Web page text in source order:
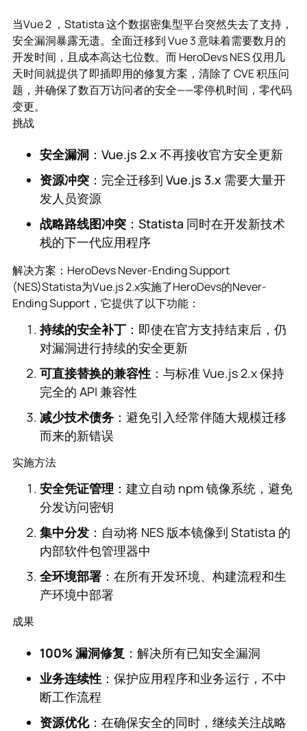
当Vue 2 ，Statista 这个数据密集型平台突然失去了支持，
安全漏洞暴露无遗。全面迁移到 Vue 3 意味着需要数月的
开发时间，且成本高达七位数。而 HeroDevs NES 仅用几
天时间就提供了即插即用的修复方案，清除了 CVE 积压问
题，并确保了数百万访问者的安全——零停机时间，零代码
变更。
挑战
安全漏洞：Vue.js 2.x 不再接收官方安全更新
资源冲突：完全迁移到 Vue.js 3.x 需要大量开
发人员资源
战略路线图冲突：Statista 同时在开发新技术
栈的下一代应用程序
解决方案：HeroDevs Never-Ending Support
(NES)Statista为Vue.js 2.x实施了HeroDevs的Never-
Ending Support，它提供了以下功能：
持续的安全补丁：即使在官方支持结束后，仍
对漏洞进行持续的安全更新
可直接替换的兼容性：与标准 Vue.js 2.x 保持
完全的 API 兼容性
减少技术债务：避免引入经常伴随大规模迁移
而来的新错误
实施方法
安全凭证管理 ：建立自动 npm 镜像系统，避免
分发访问密钥
集中分发：自动将 NES 版本镜像到 Statista 的
内部软件包管理器中
全环境部署：在所有开发环境、构建流程和生
产环境中部署
成果
100% 漏洞修复 ：解决所有已知安全漏洞
业务连续性：保护应用程序和业务运行，不中
断工作流程
资源优化：在确保安全的同时，继续关注战略